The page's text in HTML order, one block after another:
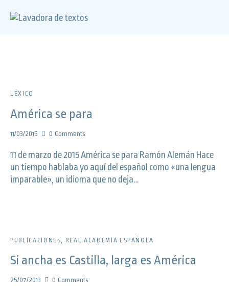
LÉXICO
América se para
11/03/2015 0 Comments
11 de marzo de 2015 América se para Ramón Alemán Hace
un tiempo hablaba yo aquí del español como «una lengua
imparable», un idioma que no deja…
PUBLICACIONES, REAL ACADEMIA ESPAÑOLA
Si ancha es Castilla, larga es América
25/07/2013 0 Comments